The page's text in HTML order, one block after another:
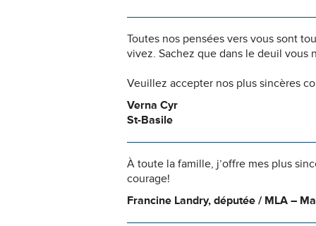
Toutes nos pensées vers vous sont
vivez. Sachez que dans le deuil vous
Veuillez accepter nos plus sincères
Verna Cyr
St-Basile
À toute la famille, j’offre mes plus
courage!
Francine Landry, députée / MLA –